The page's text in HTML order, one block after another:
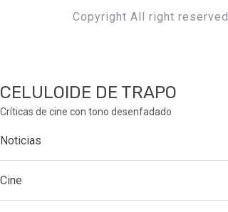
Copyright All right reserved
CELULOIDE DE TRAPO
Críticas de cine con tono desenfadado
Noticias
Cine